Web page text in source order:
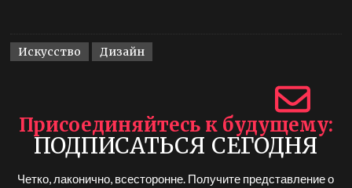
Искусство Дизайн
Присоединяйтесь к будущему
ПОДПИСАТЬСЯ СЕГОДНЯ
Четко, лаконично, всесторонне. Получите представление о